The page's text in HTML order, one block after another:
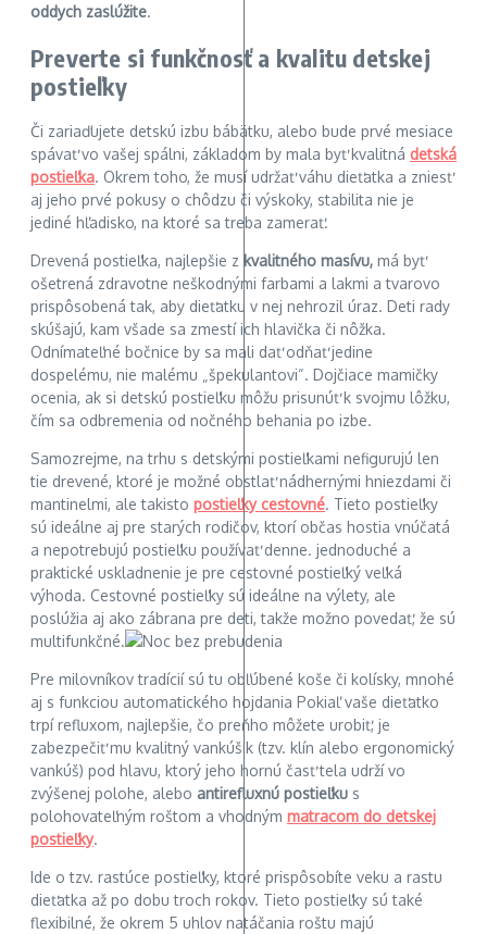
oddych zaslúžite.
Preverte si funkčnosť a kvalitu detskej
postieľky
Či zariaďujete detskú izbu bábätku, alebo bude prvé mesiace
spávať vo vašej spálni, základom by mala byť kvalitná detská
postieľka. Okrem toho, že musí udržať váhu dieťatka a zniesť
aj jeho prvé pokusy o chôdzu či výskoky, stabilita nie je
jediné hľadisko, na ktoré sa treba zamerať.
Drevená postieľka, najlepšie z kvalitného masívu, má byť
ošetrená zdravotne neškodnými farbami a lakmi a tvarovo
prispôsobená tak, aby dieťatku v nej nehrozil úraz. Deti rady
skúšajú, kam všade sa zmestí ich hlavička či nôžka.
Odnímateľné bočnice by sa mali dať odňať jedine
dospelému, nie malému „špekulantovi“. Dojčiace mamičky
ocenia, ak si detskú postieľku môžu prisunúť k svojmu lôžku,
čím sa odbremenia od nočného behania po izbe.
Samozrejme, na trhu s detskými postieľkami nefigurujú len
tie drevené, ktoré je možné obstlať nádhernými hniezdami či
mantinelmi, ale takisto postieľky cestovné. Tieto postieľky
sú ideálne aj pre starých rodičov, ktorí občas hostia vnúčatá
a nepotrebujú postieľku používať denne. jednoduché a
praktické uskladnenie je pre cestovné postieľký veľká
výhoda. Cestovné postieľky sú ideálne na výlety, ale
poslúžia aj ako zábrana pre deti, takže možno povedať, že sú
multifunkčné.
Pre milovníkov tradícií sú tu obľúbené koše či kolísky, mnohé
aj s funkciou automatického hojdania Pokiaľ vaše dieťatko
trpí refluxom, najlepšie, čo preňho môžete urobiť, je
zabezpečiť mu kvalitný vankúšik (tzv. klín alebo ergonomický
vankúš) pod hlavu, ktorý jeho hornú časť tela udrží vo
zvýšenej polohe, alebo antirefluxnú postieľku s
polohovateľným roštom a vhodným matracom do detskej
postieľky.
Ide o tzv. rastúce postieľky, ktoré prispôsobíte veku a rastu
dieťatka až po dobu troch rokov. Tieto postieľky sú také
flexibilné, že okrem 5 uhlov natáčania roštu majú